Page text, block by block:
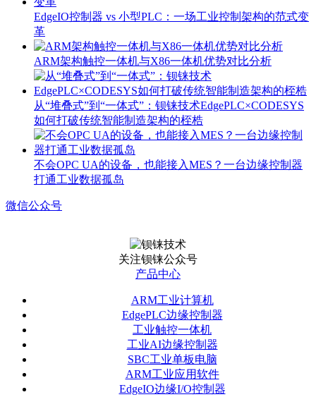
EdgeIO控制器 vs 小型PLC：一场工业控制架构的范式变
革
ARM架构触控一体机与X86一体机优势对比分析
从“堆叠式”到“一体式”：钡铼技术EdgePLC×CODESYS
如何打破传统智能制造架构的桎梏
不会OPC UA的设备，也能接入MES？一台边缘控制器
打通工业数据孤岛
微信公众号
关注钡铼公众号
产品中心
ARM工业计算机
EdgePLC边缘控制器
工业触控一体机
工业AI边缘控制器
SBC工业单板电脑
ARM工业应用软件
EdgeIO边缘I/O控制器